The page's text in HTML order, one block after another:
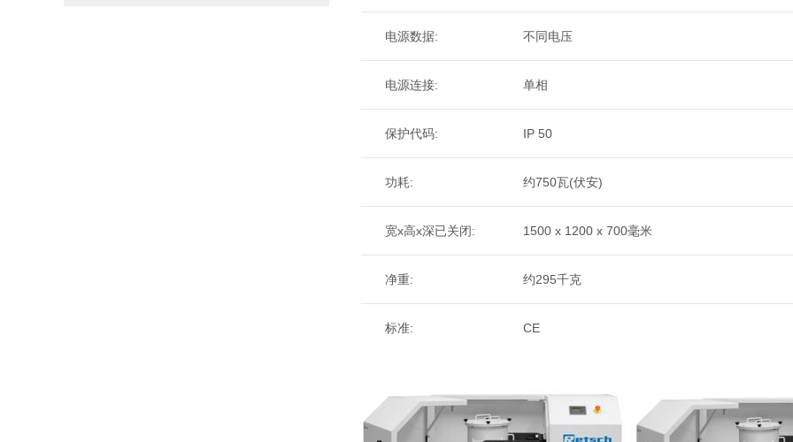
电源数据: 不同电压
电源连接: 单相
保护代码: IP 50
功耗: 约750瓦(伏安)
宽x高x深已关闭: 1500 x 1200 x 700毫米
净重: 约295千克
标准: CE